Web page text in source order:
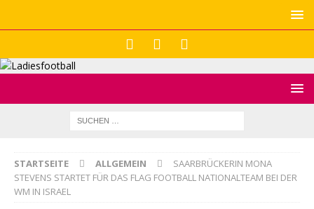
STARTSEITE ALLGEMEIN
SAARBRÜCKERIN MONA
STEVENS STARTET FÜR DAS FLAG FOOTBALL NATIONALTEAM BEI DER
WM IN ISRAEL